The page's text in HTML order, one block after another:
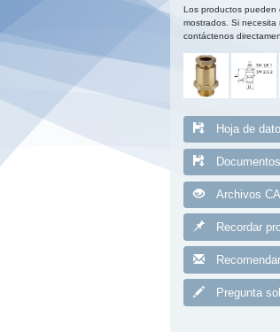
Los productos pueden
mostrados. Si necesita
contáctenos
Hoja de
Archivos
Recordar
Pregunta